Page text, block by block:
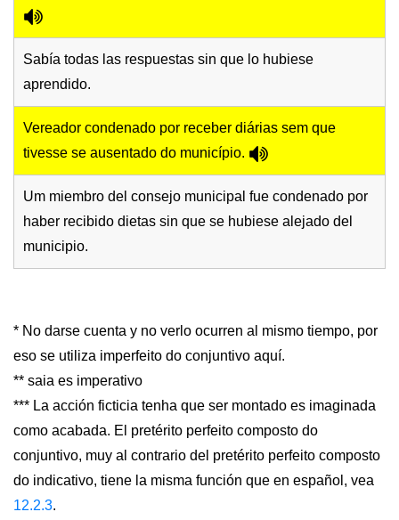
Sabía todas las respuestas sin que lo hubiese
aprendido.
Vereador condenado por receber diárias sem que
tivesse se ausentado do município.
Um miembro del consejo municipal fue condenado por
haber recibido dietas sin que se hubiese alejado del
municipio.
* No darse cuenta y no verlo ocurren al mismo tiempo, por
eso se utiliza imperfeito do conjuntivo aquí.
** saia es imperativo
*** La acción ficticia tenha que ser montado es imaginada
como acabada. El pretérito perfeito composto do
conjuntivo, muy al contrario del pretérito perfeito composto
do indicativo, tiene la misma función que en español, vea
12.2.3.